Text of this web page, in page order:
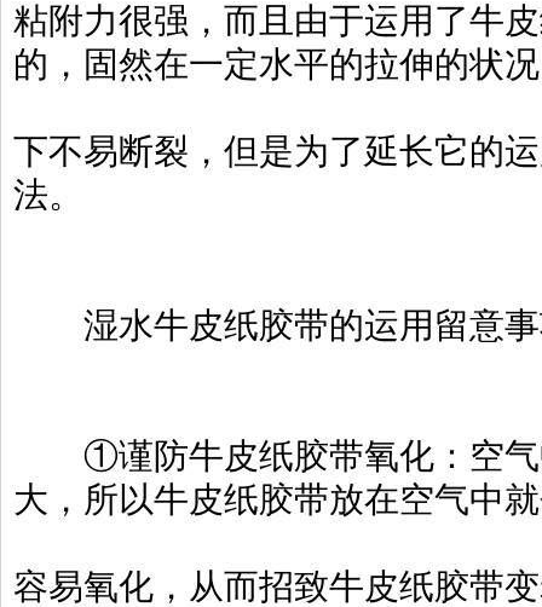
粘附力很强，而且由于运用了牛
的，固然在一定水平的拉伸的状况
下不易断裂，但是为了延长它的
法。
湿水牛皮纸胶带的运用留意事
①谨防牛皮纸胶带氧化：空气
大，所以牛皮纸胶带放在空气中
容易氧化，从而招致牛皮纸胶带